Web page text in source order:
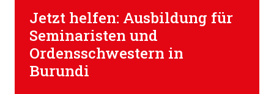
Jetzt helfen: Ausbildung für
Seminaristen und
Ordensschwestern in
Burundi